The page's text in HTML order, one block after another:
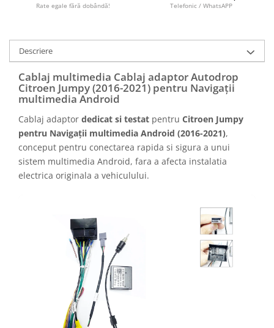
Camere marșarier auto
Camere Skoda
Camere Volkswagen
Camere Mercedes Benz
Camere Audi
Camere BMW
Camere Renault
Rate egale fără dobândă! Telefonic / WhatsAPP
Descriere
Cablaj multimedia Cablaj adaptor Autodrop
Citroen Jumpy (2016-2021) pentru Navigații
multimedia Android
Cablaj adaptor dedicat si testat pentru Citroen Jumpy
pentru Navigații multimedia Android (2016-2021),
conceput pentru conectarea rapida si sigura a unui
sistem multimedia Android, fara a afecta instalatia
electrica originala a vehiculului.